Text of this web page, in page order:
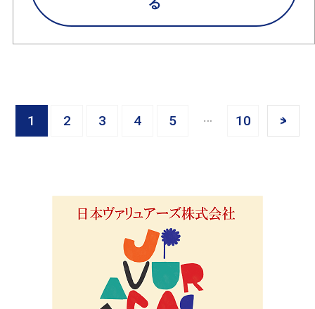
る
1 2 3 4 5 10 >